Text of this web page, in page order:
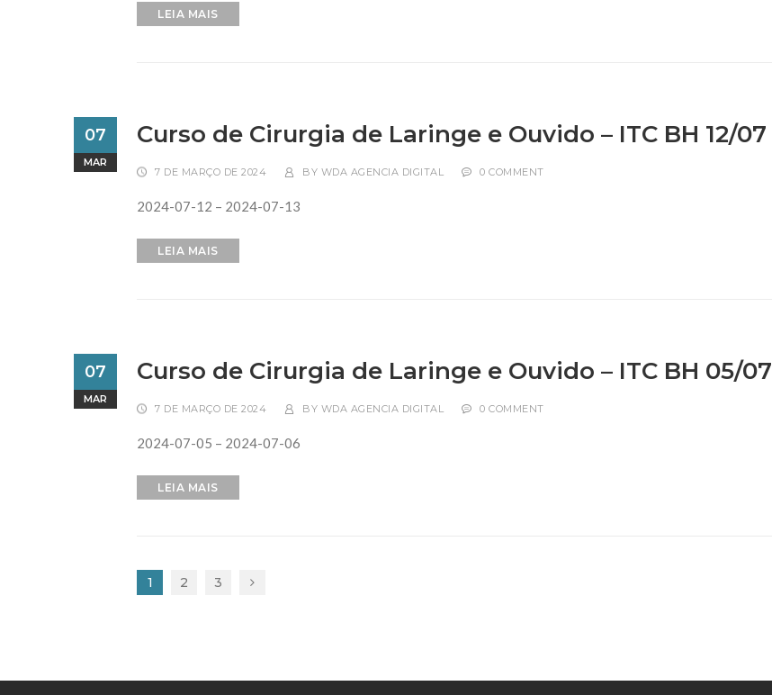
LEIA MAIS
07
MAR
Curso de Cirurgia de Laringe e Ouvido – ITC BH 12/07
7 DE MARÇO DE 2024 BY WDA AGENCIA DIGITAL 0 COMMENT
2024-07-12 – 2024-07-13
LEIA MAIS
07
MAR
Curso de Cirurgia de Laringe e Ouvido – ITC BH 05/07
7 DE MARÇO DE 2024 BY WDA AGENCIA DIGITAL 0 COMMENT
2024-07-05 – 2024-07-06
LEIA MAIS
1 2 3